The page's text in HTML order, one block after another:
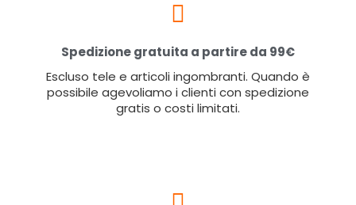
Spedizione gratuita a partire da 99€
Escluso tele e articoli ingombranti. Quando è
possibile agevoliamo i clienti con spedizione
gratis o costi limitati.